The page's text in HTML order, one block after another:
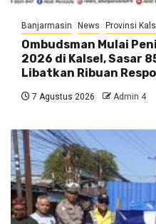
Banjarmasin News Provinsi
Ombudsman Mulai
2026 di Kalsel, Sasar
Libatkan Ribuan
7 Agustus 2026 Admin 4